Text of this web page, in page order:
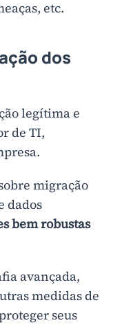
etc.
dos
legítima e
de TI,
migração
dados
bem robustas
avançada,
medidas de
seus